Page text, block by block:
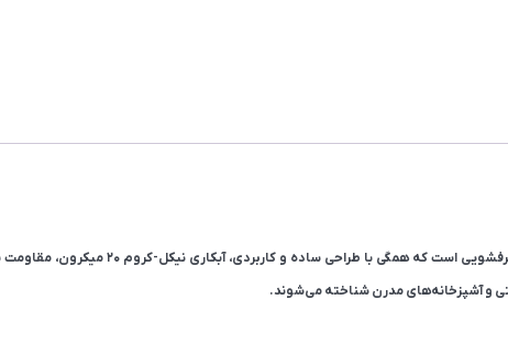
و آشپزخانه‌های مدرن شناخته می‌شوند.